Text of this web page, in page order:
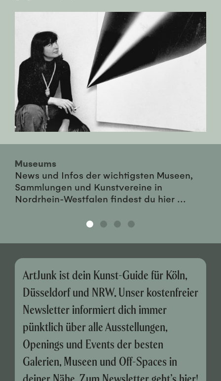
Museums
News und Infos der wichtigsten Museen,
Sammlungen und Kunstvereine in
Nordrhein-Westfalen findest du hier ...
ArtJunk ist dein Kunst-Guide für Köln,
Düsseldorf und NRW. Unser kostenfreier
Newsletter informiert dich immer
pünktlich über alle Ausstellungen,
Openings und Events der besten
Galerien, Museen und Off-Spaces in